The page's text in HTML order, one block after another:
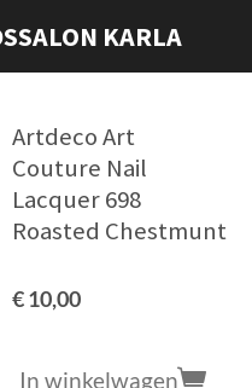
KARLA
Artdeco Art
Couture Nail
Lacquer 698
Roasted Chestmunt
€ 10,00
In winkelwagen